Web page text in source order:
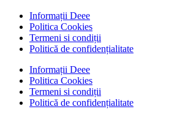
Informații Deee
Politica Cookies
Termeni si condiții
Politică de confidențialitate
Informații Deee
Politica Cookies
Termeni si condiții
Politică de confidențialitate